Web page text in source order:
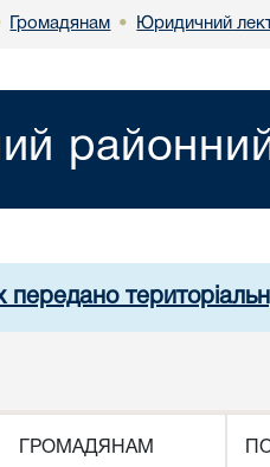
Громадянам • Юридичний
передано
ГРОМАДЯНАМ